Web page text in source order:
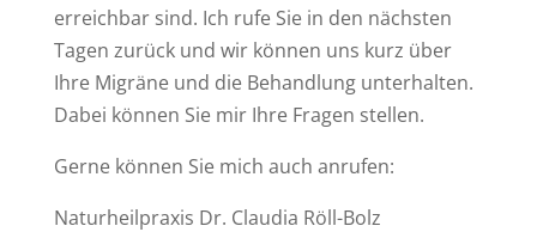
erreichbar sind. Ich rufe Sie in den nächsten
Tagen zurück und wir können uns kurz über
Ihre Migräne und die Behandlung unterhalten.
Dabei können Sie mir Ihre Fragen stellen.
Gerne können Sie mich auch anrufen:
Naturheilpraxis Dr. Claudia Röll-Bolz